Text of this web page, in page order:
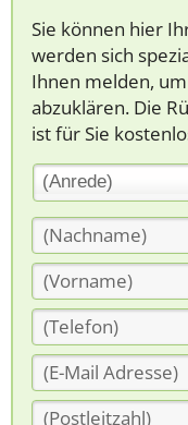
Sie können hier
werden sich
Ihnen melden,
abzuklären. Die
ist für Sie
(Anrede)